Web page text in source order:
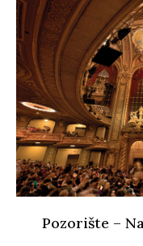
Pozorište –